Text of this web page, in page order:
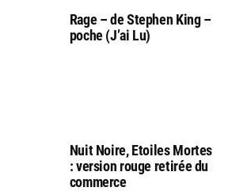
Rage – de Stephen King –
poche (J’ai Lu)
Nuit Noire, Etoiles Mortes
: version rouge retirée du
commerce